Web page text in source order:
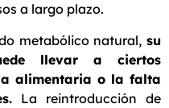
a largo plazo.
metabólico natural, su
llevar a ciertos
alimentaria o la falta
La reintroducción de